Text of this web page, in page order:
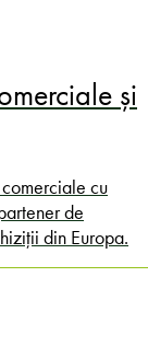
și
cu
de
din Europa.